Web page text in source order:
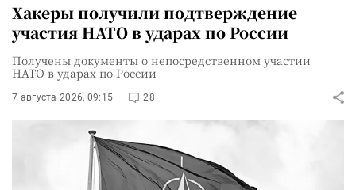
Хакеры получили подтверждение
участия НАТО в ударах по России
Получены документы о непосредственном участии
НАТО в ударах по России
7 августа 2026, 09:15 28